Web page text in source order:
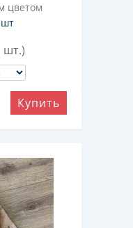
цветом
шт.)
Купить